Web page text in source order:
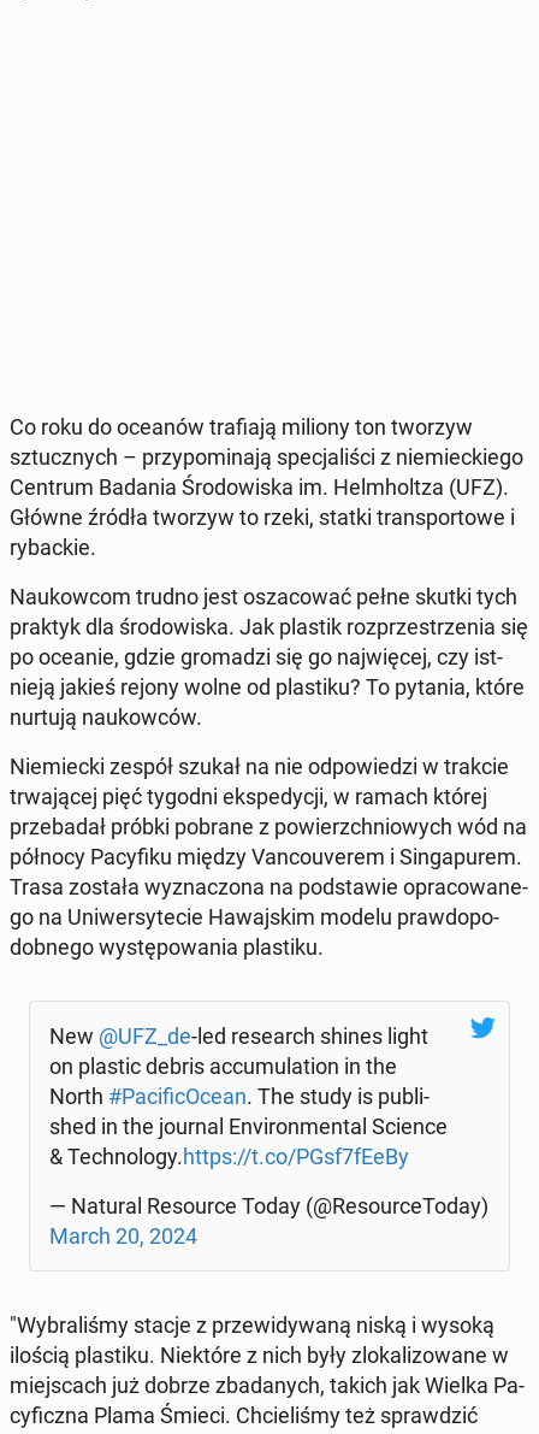
Co roku do oceanów tra­fia­ją miliony ton tworzyw
sztucz­nych – przy­po­mi­na­ją spe­cja­li­ści z nie­miec­kie­go
Centrum Badania Śro­do­wi­ska im. Helm­holt­za (UFZ).
Główne źródła tworzyw to rzeki, statki trans­por­to­we i
ry­bac­kie.
Na­ukow­com trudno jest osza­co­wać pełne skutki tych
praktyk dla śro­do­wi­ska. Jak plastik roz­prze­strze­nia się
po oceanie, gdzie gro­ma­dzi się go naj­wię­cej, czy ist­
nie­ją jakieś rejony wolne od pla­sti­ku? To pytania, które
nurtują na­ukow­ców.
Nie­miec­ki zespół szukał na nie od­po­wie­dzi w trakcie
trwa­ją­cej pięć tygodni eks­pe­dy­cji, w ramach której
prze­ba­dał próbki pobrane z po­wierzch­nio­wych wód na
północy Pa­cy­fi­ku między Van­co­uve­rem i Sin­ga­pu­rem.
Trasa została wy­zna­czo­na na pod­sta­wie opra­co­wa­ne­
go na Uni­wer­sy­te­cie Ha­waj­skim modelu praw­do­po­
dob­ne­go wy­stę­po­wa­nia pla­sti­ku.
New @UFZ_de-led re­se­arch shines light
on plastic debris ac­cu­mu­la­tion in the
North #Pa­ci­fi­cO­ce­an. The study is pu­bli­
shed in the journal Envi­ron­men­tal Science
& Tech­no­lo­gy.https://t.co/PGsf7fEeBy
— Natural Re­so­ur­ce Today (@Re­so­ur­ce­To­day)
March 20, 2024
"Wy­bra­li­śmy stacje z prze­wi­dy­wa­ną niską i wysoką
ilością pla­sti­ku. Nie­któ­re z nich były zlo­ka­li­zo­wa­ne w
miej­scach już dobrze zba­da­nych, takich jak Wielka Pa­
cy­ficz­na Plama Śmieci. Chcie­li­śmy też spraw­dzić